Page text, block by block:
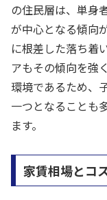
の住民層は、単身
が中心となる傾向
に根差した落ち着
アもその傾向を強
環境であるため、
一つとなることも
ます。
家賃相場とコ